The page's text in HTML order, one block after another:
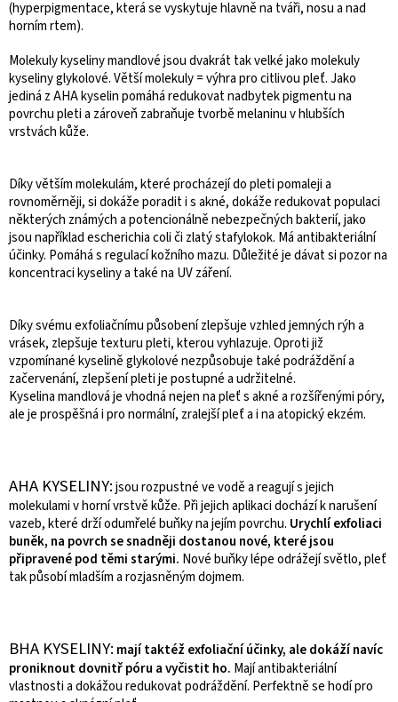
(hyperpigmentace, která se vyskytuje hlavně na tváři, nosu a nad
horním rtem).
Molekuly kyseliny mandlové jsou dvakrát tak velké jako molekuly
kyseliny glykolové. Větší molekuly = výhra pro citlivou pleť. Jako
jediná z AHA kyselin pomáhá redukovat nadbytek pigmentu na
povrchu pleti a zároveň zabraňuje tvorbě melaninu v hlubších
vrstvách kůže.
Díky větším molekulám, které procházejí do pleti pomaleji a
rovnoměrněji, si dokáže poradit i s akné, dokáže redukovat populaci
některých známých a potencionálně nebezpečných bakterií, jako
jsou například escherichia coli či zlatý stafylokok. Má antibakteriální
účinky. Pomáhá s regulací kožního mazu. Důležité je dávat si pozor na
koncentraci kyseliny a také na UV záření.
Díky svému exfoliačnímu působení zlepšuje vzhled jemných rýh a
vrásek, zlepšuje texturu pleti, kterou vyhlazuje. Oproti již
vzpomínané kyselině glykolové nezpůsobuje také podráždění a
začervenání, zlepšení pleti je postupné a udržitelné.
Kyselina mandlová je vhodná nejen na pleť s akné a rozšířenými póry,
ale je prospěšná i pro normální, zralejší pleť a i na atopický ekzém.
AHA KYSELINY:jsou rozpustné ve vodě a reagují s jejich
molekulami v horní vrstvě kůže. Při jejich aplikaci dochází k narušení
vazeb, které drží odumřelé buňky na jejím povrchu. Urychlí exfoliaci
buněk, na povrch se snadněji dostanou nové, které jsou
připravené pod těmi starými. Nové buňky lépe odrážejí světlo, pleť
tak působí mladším a rozjasněným dojmem.
BHA KYSELINY: mají taktéž exfoliační účinky, ale dokáží navíc
proniknout dovnitř póru a vyčistit ho. Mají antibakteriální
vlastnosti a dokážou redukovat podráždění. Perfektně se hodí pro